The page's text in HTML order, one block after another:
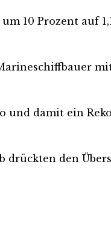
10 Prozent auf
damit ein
den